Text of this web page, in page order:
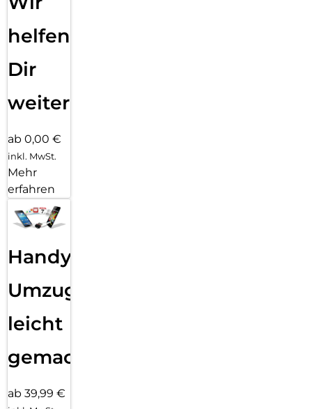
helfen
Dir
weiter
ab 0,00 €
inkl. MwSt.
Mehr
erfahren
Handy
Umzug
leicht
gemacht!
ab 39,99 €